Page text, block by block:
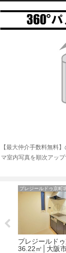
【最大仲介手数料無料
マ室内写真を順次アッ
1LDK
クレイドル四天
クレイドル
24.67㎡│大